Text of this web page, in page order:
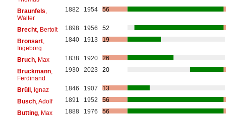
Braunfels,
Walter
1882 1954 56
Brecht, Bertolt 1898 1956
52
Bronsart,
Ingeborg
1840 1913 19
Bruch, Max 1838 1920
26
Bruckmann,
Ferdinand
1930 2023 20
Brüll , Ignaz 1846 1907
13
Busch, Adolf 1891 1952
56
Butting, Max 1888 1976
56